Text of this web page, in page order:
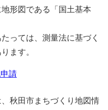
形図である「国土基本
っては、測量法に基づく
ます。
請
秋田市まちづくり地図情